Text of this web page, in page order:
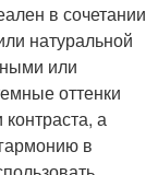
в сочетании
натуральной
или
оттенки
а
в